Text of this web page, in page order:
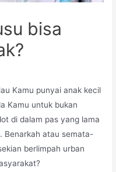
bisa
Kamu punyai anak kecil
Kamu untuk bukan
di dalam pas yang lama
Benarkah atau semata-
berlimpah urban